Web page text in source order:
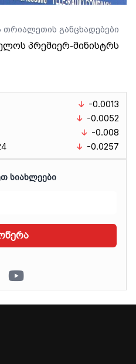
თრიალეთის განცხადებები
პრემიერ-მინისტრს
-0.0013
-0.0052
-0.008
-0.0257
ᲡᲘᲐᲮᲚᲔᲔᲑᲘ